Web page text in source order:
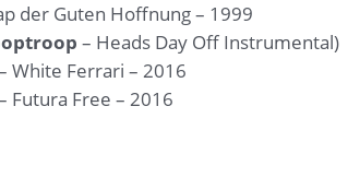
der Guten Hoffnung – 1999
– Heads Day Off Instrumental)
White Ferrari – 2016
Futura Free – 2016